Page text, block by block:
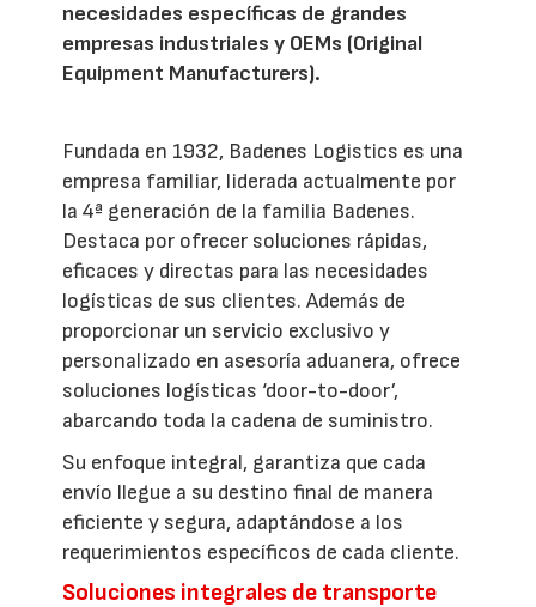
necesidades específicas de grandes
empresas industriales y OEMs (Original
Equipment Manufacturers).
Fundada en 1932, Badenes Logistics es una
empresa familiar, liderada actualmente por
la 4ª generación de la familia Badenes.
Destaca por ofrecer soluciones rápidas,
eficaces y directas para las necesidades
logísticas de sus clientes. Además de
proporcionar un servicio exclusivo y
personalizado en asesoría aduanera, ofrece
soluciones logísticas ‘door-to-door’,
abarcando toda la cadena de suministro.
Su enfoque integral, garantiza que cada
envío llegue a su destino final de manera
eficiente y segura, adaptándose a los
requerimientos específicos de cada cliente.
Soluciones integrales de transporte